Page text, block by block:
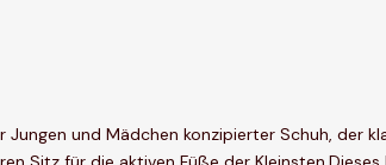
Jungen und Mädchen konzipierter Schuh,